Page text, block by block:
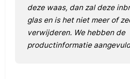
deze waas, dan zal deze
glas en is het niet meer of
verwijderen. We hebben de
productinformatie